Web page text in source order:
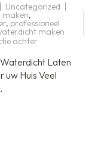
Uncategorized
maken,
, professioneel
maken
achter
Waterdicht
Laten
Maken:
Bescherm
Laten
uw Huis Veel